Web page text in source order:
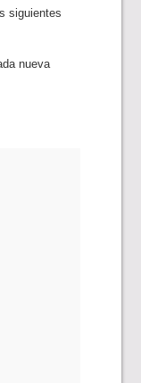
siguientes
nueva